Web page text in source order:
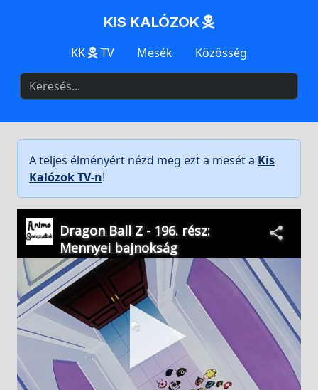
KIS KALÓZOK
KK TV Mesék Közösség
A teljes élményért nézd meg ezt a mesét a Kis
Kalózok TV-n!